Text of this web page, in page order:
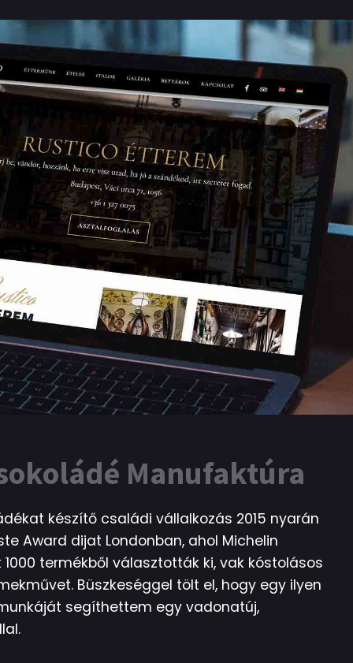
Manufaktúra
készítő családi vállalkozás 2015 nyarán
Award dijat Londonban, ahol Michelin
termékből választották ki, vak kóstolásos
Büszkeséggel tölt el, hogy egy ilyen
segíthettem egy vadonatúj,